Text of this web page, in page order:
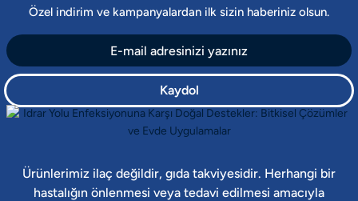
Özel indirim ve kampanyalardan ilk sizin haberiniz olsun.
Kaydol
Ürünlerimiz ilaç değildir, gıda takviyesidir. Herhangi bir
hastalığın önlenmesi veya tedavi edilmesi amacıyla